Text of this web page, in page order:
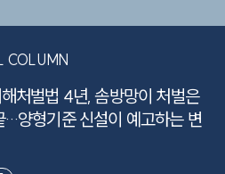
COLUMN
처벌법 4년, 솜방망이 처벌은
…양형기준 신설이 예고하는 변